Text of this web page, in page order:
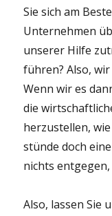
Sie sich am
Unternehmen
unserer Hilfe
führen? Also,
Wenn wir es
die
herzustellen,
stünde doch
nichts entgegen,
Also, lassen Sie